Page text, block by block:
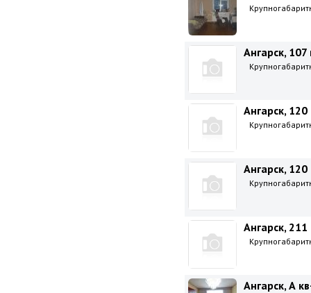
Ангарск,
Ангарск,
Ангарск,
Ангарск,
Ангарск, А